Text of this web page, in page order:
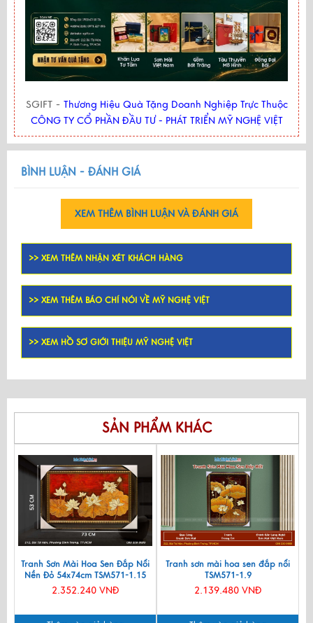
SGIFT - Thương Hiệu Quà Tặng Doanh Nghiệp Trực Thuộc
CÔNG TY CỔ PHẦN ĐẦU TƯ - PHÁT TRIỂN MỸ NGHỆ VIỆT
BÌNH LUẬN - ĐÁNH GIÁ
XEM THÊM BÌNH LUẬN VÀ ĐÁNH GIÁ
>> XEM THÊM NHẬN XÉT KHÁCH HÀNG
>> XEM THÊM BÁO CHÍ NÓI VỀ MỸ NGHỆ VIỆT
>> XEM HỒ SƠ GIỚI THIỆU MỸ NGHỆ VIỆT
SẢN PHẨM KHÁC
Tranh Sơn Mài Hoa Sen Đắp Nổi
Nền Đỏ 54x74cm TSM571-1.15
2.352.240 VNĐ
Tranh sơn mài hoa sen đắp nổi
TSM571-1.9
2.139.480 VNĐ